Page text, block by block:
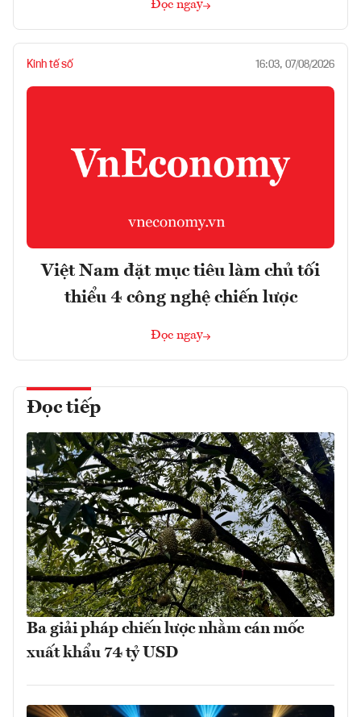
Đọc ngay
Kinh tế số 16:03, 07/08/2026
Việt Nam đặt mục tiêu làm chủ tối
thiểu 4 công nghệ chiến lược
Đọc ngay
Đọc tiếp
Ba giải pháp chiến lược nhằm cán mốc
xuất khẩu 74 tỷ USD